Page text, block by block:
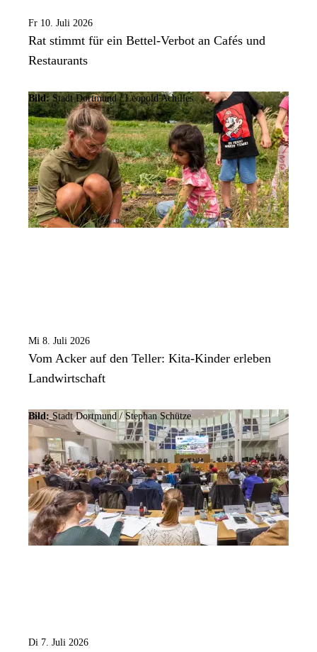
Fr 10. Juli 2026
Rat stimmt für ein Bettel-Verbot an Cafés und
Restaurants
Bild: Stadt Dortmund / Leopold Achilles
Mi 8. Juli 2026
Vom Acker auf den Teller: Kita-Kinder erleben
Landwirtschaft
Bild:Stadt Dortmund / Stephan Schütze
Di 7. Juli 2026